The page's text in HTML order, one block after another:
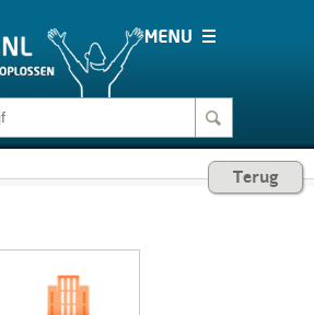
Terug